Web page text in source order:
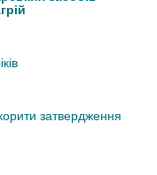
затвердження